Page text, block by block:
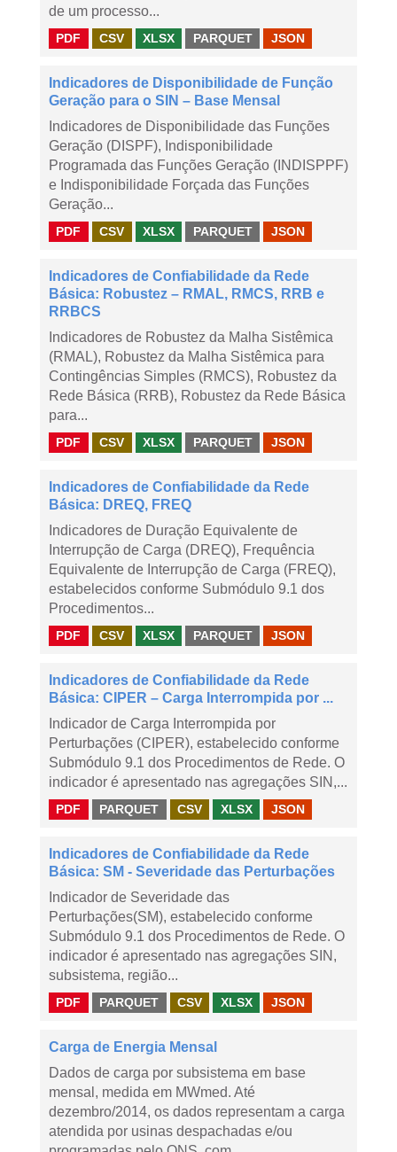
de um processo...
PDF CSV XLSX PARQUET JSON
Indicadores de Disponibilidade de Função
Geração para o SIN – Base Mensal
Indicadores de Disponibilidade das Funções
Geração (DISPF), Indisponibilidade
Programada das Funções Geração (INDISPPF)
e Indisponibilidade Forçada das Funções
Geração...
PDF CSV XLSX PARQUET JSON
Indicadores de Confiabilidade da Rede
Básica: Robustez – RMAL, RMCS, RRB e
RRBCS
Indicadores de Robustez da Malha Sistêmica
(RMAL), Robustez da Malha Sistêmica para
Contingências Simples (RMCS), Robustez da
Rede Básica (RRB), Robustez da Rede Básica
para...
PDF CSV XLSX PARQUET JSON
Indicadores de Confiabilidade da Rede
Básica: DREQ, FREQ
Indicadores de Duração Equivalente de
Interrupção de Carga (DREQ), Frequência
Equivalente de Interrupção de Carga (FREQ),
estabelecidos conforme Submódulo 9.1 dos
Procedimentos...
PDF CSV XLSX PARQUET JSON
Indicadores de Confiabilidade da Rede
Básica: CIPER – Carga Interrompida por ...
Indicador de Carga Interrompida por
Perturbações (CIPER), estabelecido conforme
Submódulo 9.1 dos Procedimentos de Rede. O
indicador é apresentado nas agregações SIN,...
PDF PARQUET CSV XLSX JSON
Indicadores de Confiabilidade da Rede
Básica: SM - Severidade das Perturbações
Indicador de Severidade das
Perturbações(SM), estabelecido conforme
Submódulo 9.1 dos Procedimentos de Rede. O
indicador é apresentado nas agregações SIN,
subsistema, região...
PDF PARQUET CSV XLSX JSON
Carga de Energia Mensal
Dados de carga por subsistema em base
mensal, medida em MWmed. Até
dezembro/2014, os dados representam a carga
atendida por usinas despachadas e/ou